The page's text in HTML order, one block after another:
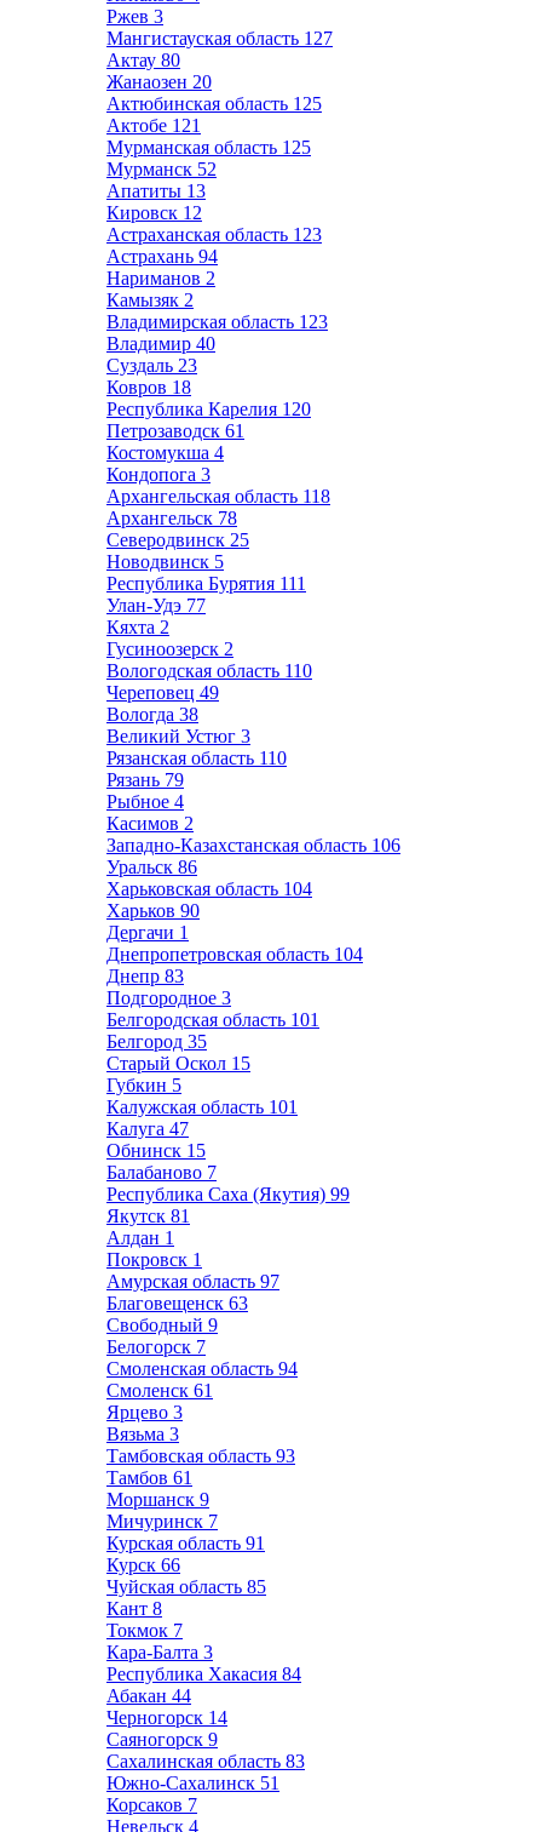
Ржев 3
Мангистауская область 127
Актау 80
Жанаозен 20
Актюбинская область 125
Актобе 121
Мурманская область 125
Мурманск 52
Апатиты 13
Кировск 12
Астраханская область 123
Астрахань 94
Нариманов 2
Камызяк 2
Владимирская область 123
Владимир 40
Суздаль 23
Ковров 18
Республика Карелия 120
Петрозаводск 61
Костомукша 4
Кондопога 3
Архангельская область 118
Архангельск 78
Северодвинск 25
Новодвинск 5
Республика Бурятия 111
Улан-Удэ 77
Кяхта 2
Гусиноозерск 2
Вологодская область 110
Череповец 49
Вологда 38
Великий Устюг 3
Рязанская область 110
Рязань 79
Рыбное 4
Касимов 2
Западно-Казахстанская область 106
Уральск 86
Харьковская область 104
Харьков 90
Дергачи 1
Днепропетровская область 104
Днепр 83
Подгородное 3
Белгородская область 101
Белгород 35
Старый Оскол 15
Губкин 5
Калужская область 101
Калуга 47
Обнинск 15
Балабаново 7
Республика Саха (Якутия) 99
Якутск 81
Алдан 1
Покровск 1
Амурская область 97
Благовещенск 63
Свободный 9
Белогорск 7
Смоленская область 94
Смоленск 61
Ярцево 3
Вязьма 3
Тамбовская область 93
Тамбов 61
Моршанск 9
Мичуринск 7
Курская область 91
Курск 66
Чуйская область 85
Кант 8
Токмок 7
Кара-Балта 3
Республика Хакасия 84
Абакан 44
Черногорск 14
Саяногорск 9
Сахалинская область 83
Южно-Сахалинск 51
Корсаков 7
Невельск 4